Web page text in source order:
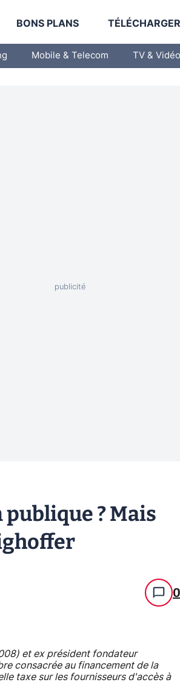
BONS PLANS
Mobile & Telecom TV & Vidéo
? Mais
0
et ex président fondateur
consacrée au financement de la
taxe sur les fournisseurs d'accès à